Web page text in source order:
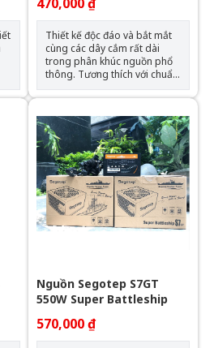
chính dài 500mm hỗ trợ case
dưới. Bao gồm bảo vệ điện
OPP / OVP / UVP / SCP / SIP.
Thiết kế độc đáo và bắt mắt
cùng các dây cắm rất dài
trong phân khúc nguồn phổ
thông. Tương thích với chuẩn
ATX 12V 2.3A. Hệ thống biến
áp cao cấp giúp cân bằng
các mức điện áp. Bộ nguồn
chuẩn Single Rail mang lại
hiệu năng cao cấp ở đường
điện áp 12V.
Nguồn Segotep S7GT
550W Super Battleship
570,000 ₫